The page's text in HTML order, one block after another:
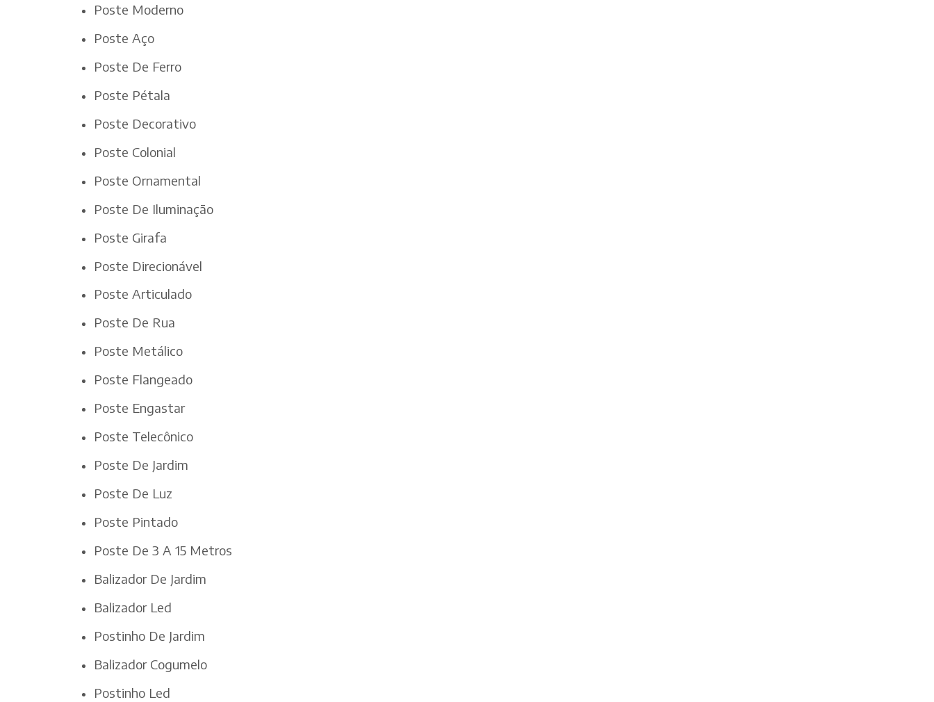
Poste Moderno
Poste Aço
Poste De Ferro
Poste Pétala
Poste Decorativo
Poste Colonial
Poste Ornamental
Poste De Iluminação
Poste Girafa
Poste Direcionável
Poste Articulado
Poste De Rua
Poste Metálico
Poste Flangeado
Poste Engastar
Poste Telecônico
Poste De Jardim
Poste De Luz
Poste Pintado
Poste De 3 A 15 Metros
Balizador De Jardim
Balizador Led
Postinho De Jardim
Balizador Cogumelo
Postinho Led